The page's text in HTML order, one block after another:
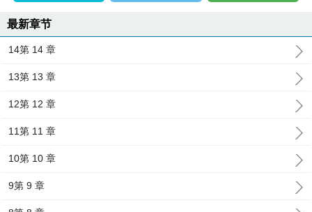
最新章节
14第 14 章
13第 13 章
12第 12 章
11第 11 章
10第 10 章
9第 9 章